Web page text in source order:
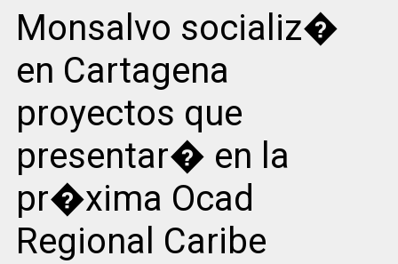
Monsalvo socializ�
en Cartagena
proyectos que
presentar� en la
pr�xima Ocad
Regional Caribe